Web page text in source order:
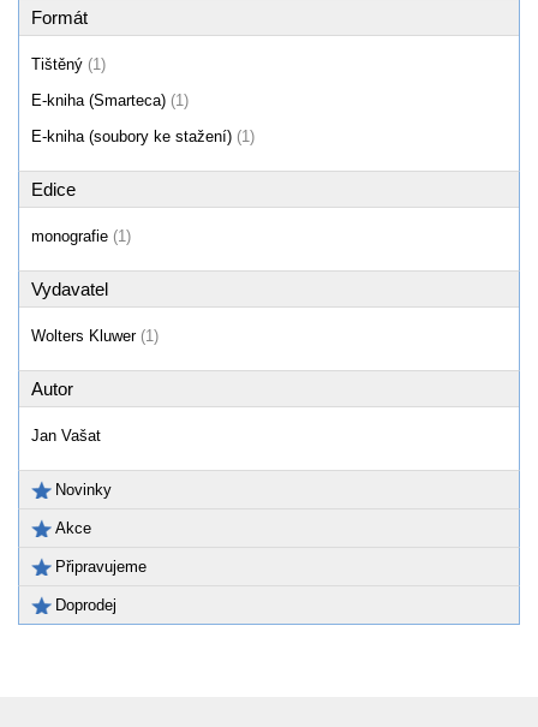
Formát
Tištěný (1)
E-kniha (Smarteca) (1)
E-kniha (soubory ke stažení) (1)
Edice
monografie (1)
Vydavatel
Wolters Kluwer (1)
Autor
Jan Vašat
Novinky
Akce
Připravujeme
Doprodej